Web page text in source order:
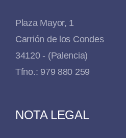
Plaza Mayor, 1
Carrión de los Condes
34120 - (Palencia)
Tfno.: 979 880 259
NOTA LEGAL